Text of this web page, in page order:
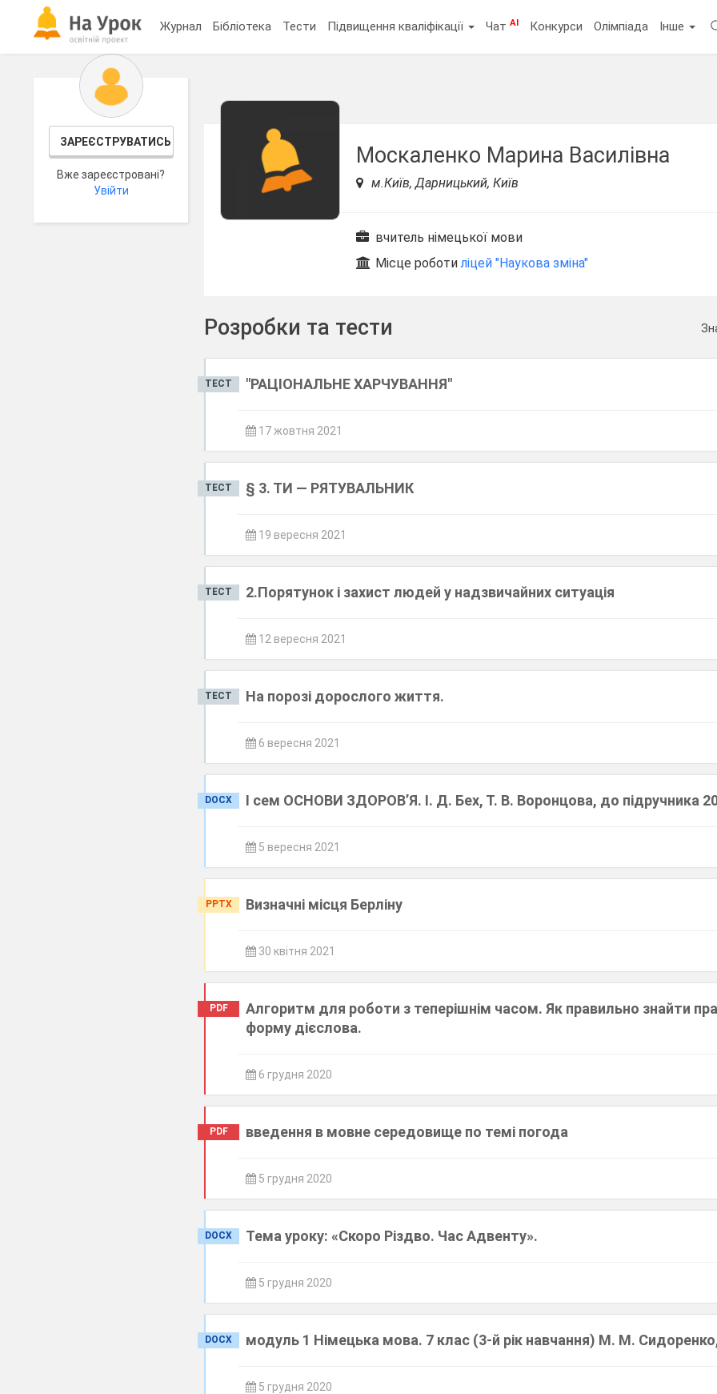
Журнал Бібліотека Тести Підвищення кваліфікації ЧатAI Конкурси Олімпіада Інше
ЗАРЕЄСТРУВАТИСЬ
Вже зареєстровані?
Увійти
Москаленко Марина Василівна
м.Київ, Дарницький, Київ
вчитель німецької мови
Місце роботиліцей "Наукова зміна"
Розробки та тести
ТЕСТ "РАЦІОНАЛЬНЕ ХАРЧУВАННЯ"
17 жовтня 2021
ТЕСТ § 3. ТИ — РЯТУВАЛЬНИК
19 вересня 2021
ТЕСТ 2.Порятунок і захист людей у надзвичайних ситуація
12 вересня 2021
ТЕСТ На порозі дорослого життя.
6 вересня 2021
DOCX І сем ОСНОВИ ЗДОРОВ’Я. І. Д. Бех, Т. В. Воронцова, до підручника
5 вересня 2021
PPTX Визначні місця Берліну
30 квітня 2021
PDF
Алгоритм для роботи з теперішнім часом. Як правильно знайти
форму дієслова.
6 грудня 2020
PDF введення в мовне середовище по темі погода
5 грудня 2020
DOCX Тема уроку: «Скоро Різдво. Час Адвенту».
5 грудня 2020
DOCX модуль 1 Німецька мова. 7 клас (3-й рік навчання) М. М.
5 грудня 2020